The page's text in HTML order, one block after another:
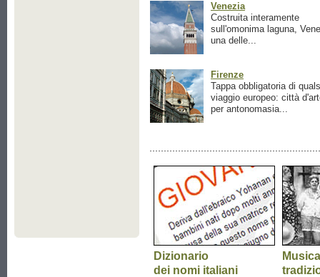
Venezia
Costruita interamente
sull'omonima laguna,
una delle...
Firenze
Tappa obbligatoria di
viaggio europeo: città
per antonomasia...
Dizionario
dei nomi italiani
Musica